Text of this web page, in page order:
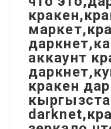
аккаунт
кракен